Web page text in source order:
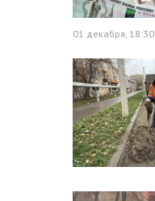
01 декабря, 18:30